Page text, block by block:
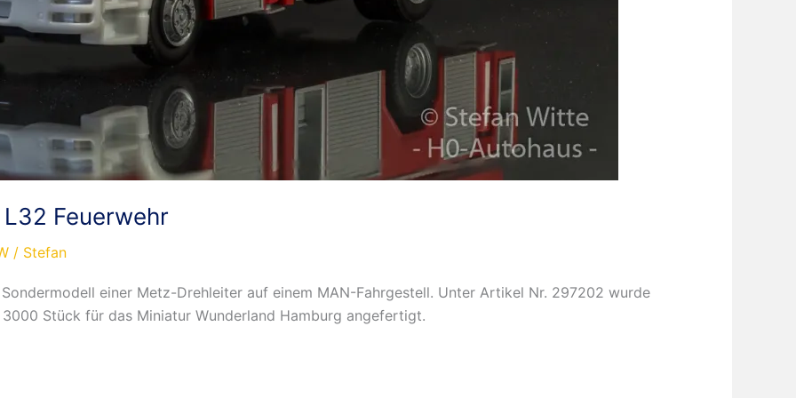
Feuerwehr
/ Stefan
einer Metz-Drehleiter auf einem MAN-Fahrgestell. Unter Artikel Nr. 297202 wurde
Stück für das Miniatur Wunderland Hamburg angefertigt.